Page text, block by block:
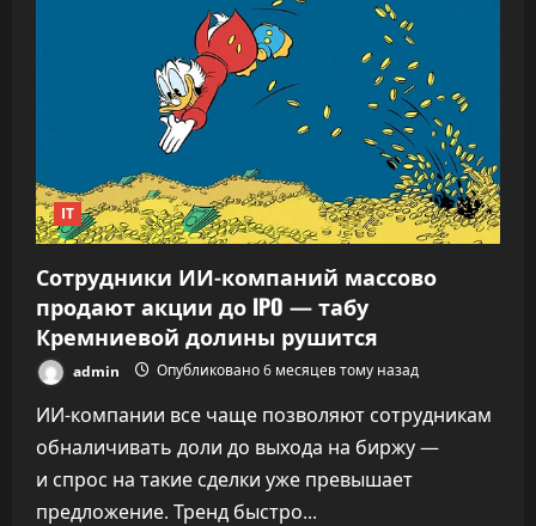
кафе
2,5
раза
выросла
популярность
цифровых
чаевых
IT
Сотрудники ИИ-компаний массово
продают акции до IPO — табу
Кремниевой долины рушится
admin Опубликовано 6 месяцев тому назад
ИИ-компании все чаще позволяют сотрудникам
обналичивать доли до выхода на биржу —
и спрос на такие сделки уже превышает
предложение. Тренд быстро...